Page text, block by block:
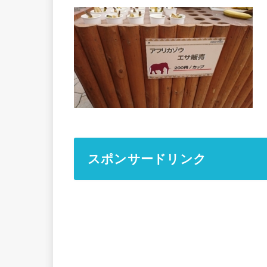
スポンサードリンク